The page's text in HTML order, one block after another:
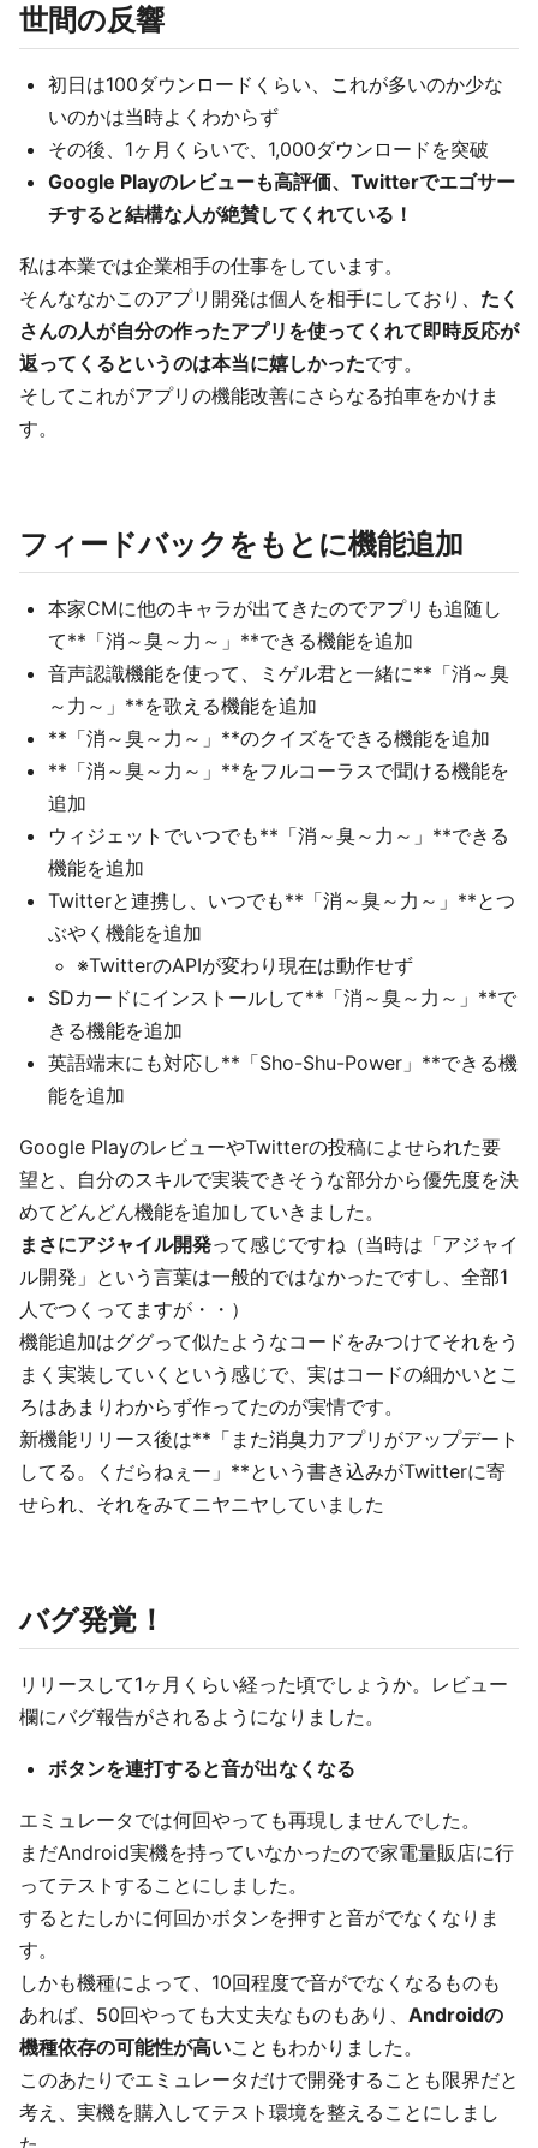
世間の反響
初日は100ダウンロードくらい、これが多いのか少な
いのかは当時よくわからず
その後、1ヶ月くらいで、1,000ダウンロードを突破
Google Playのレビューも高評価、Twitterでエゴサー
チすると結構な人が絶賛してくれている！
私は本業では企業相手の仕事をしています。
そんななかこのアプリ開発は個人を相手にしており、 たく
さんの人が自分の作ったアプリを使ってくれて即時反応が
返ってくるというのは本当に嬉しかったです。
そしてこれがアプリの機能改善にさらなる拍車をかけま
す。
フィードバックをもとに機能追加
本家CMに他のキャラが出てきたのでアプリも追随し
て**「消～臭～力～」**できる機能を追加
音声認識機能を使って、ミゲル君と一緒に**「消～臭
～力～」**を歌える機能を追加
**「消～臭～力～」**のクイズをできる機能を追加
**「消～臭～力～」**をフルコーラスで聞ける機能を
追加
ウィジェットでいつでも**「消～臭～力～」**できる
機能を追加
Twitterと連携し、いつでも**「消～臭～力～」**とつ
ぶやく機能を追加
※TwitterのAPIが変わり現在は動作せず
SDカードにインストールして**「消～臭～力～」**で
きる機能を追加
英語端末にも対応し**「Sho-Shu-Power」**できる機
能を追加
Google PlayのレビューやTwitterの投稿によせられた要
望と、自分のスキルで実装できそうな部分から優先度を決
めてどんどん機能を追加していきました。
まさにアジャイル開発って感じですね（当時は「アジャイ
ル開発」という言葉は一般的ではなかったですし、全部1
人でつくってますが・・）
機能追加はググって似たようなコードをみつけてそれをう
まく実装していくという感じで、実はコードの細かいとこ
ろはあまりわからず作ってたのが実情です。
新機能リリース後は**「また消臭力アプリがアップデート
してる。くだらねぇー」**という書き込みがTwitterに寄
せられ、それをみてニヤニヤしていました
バグ発覚！
リリースして1ヶ月くらい経った頃でしょうか。レビュー
欄にバグ報告がされるようになりました。
ボタンを連打すると音が出なくなる
エミュレータでは何回やっても再現しませんでした。
まだAndroid実機を持っていなかったので家電量販店に行
ってテストすることにしました。
するとたしかに何回かボタンを押すと音がでなくなりま
す。
しかも機種によって、10回程度で音がでなくなるものも
あれば、50回やっても大丈夫なものもあり、 Androidの
機種依存の可能性が高いこともわかりました。
このあたりでエミュレータだけで開発することも限界だと
考え、実機を購入してテスト環境を整えることにしまし